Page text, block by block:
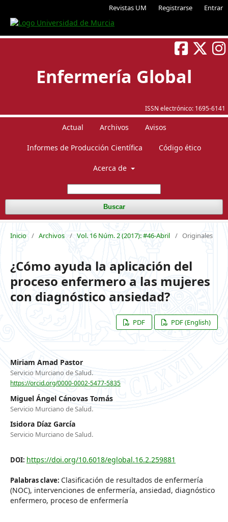
Revistas UM Registrarse Entrar
ISSN electrónico: 1695-6141
Enfermería Global
Actual Archivos Avisos
Informes de Producción Científica Código ético
Acerca de
Buscar
Inicio / Archivos / Vol. 16 Núm. 2 (2017): #46-Abril / Originales
¿Cómo ayuda la aplicación del
proceso enfermero a las mujeres
con diagnóstico ansiedad?
PDF PDF (English)
Miriam Amad Pastor
Servicio Murciano de Salud.
https://orcid.org/0000-0002-5477-5835
Miguel Ángel Cánovas Tomás
Servicio Murciano de Salud.
Isidora Díaz García
Servicio Murciano de Salud.
DOI: https://doi.org/10.6018/eglobal.16.2.259881
Palabras clave: Clasificación de resultados de enfermería
(NOC), intervenciones de enfermería, ansiedad, diagnóstico
enfermero, proceso de enfermería